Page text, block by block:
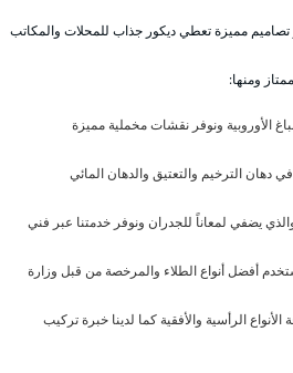
مميزة تعطي ديكور جذاب للمحلات والمكاتب
ومنها:
الأوروبية ونوفر نقشات مخملية مميزة
دهان الترخيم والتعتيق والدهان المائي
يضفي لمعاناً للجدران ونوفر خدمتنا عبر فني
أفضل أنواع الطلاء والمرخصة من قبل وزارة
الرأسية والأفقية كما لدينا خبرة تركيب